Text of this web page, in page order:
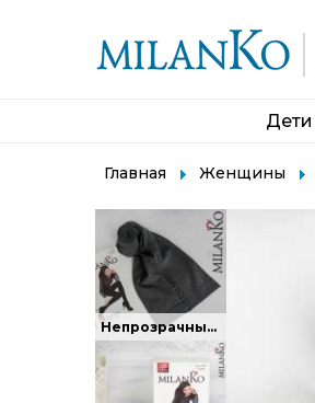
Главная Женщины
Непрозрачные колготки плотностью 180 DEN.
Дети